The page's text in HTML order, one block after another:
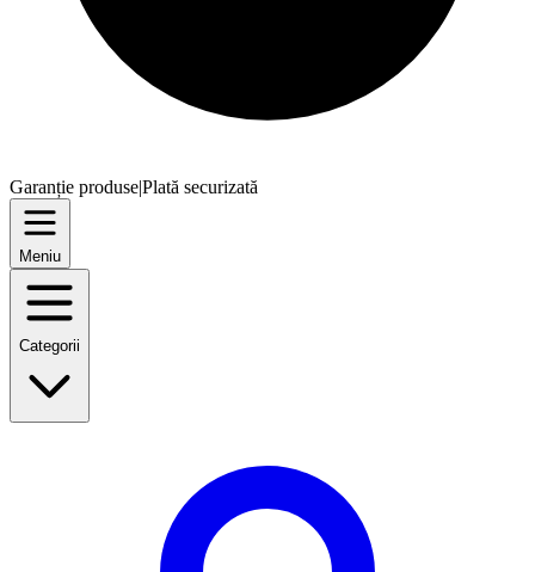
Garanție produse|Plată securizată
Meniu
Categorii